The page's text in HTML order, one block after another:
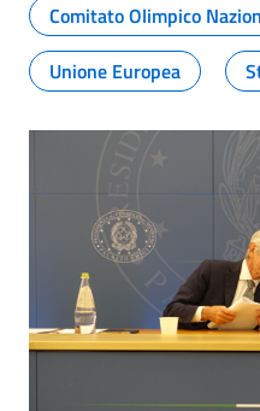
Comitato Olimpico
Unione Europea